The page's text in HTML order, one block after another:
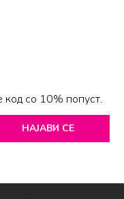
код со 10% попуст.
НАЈАВИ СЕ